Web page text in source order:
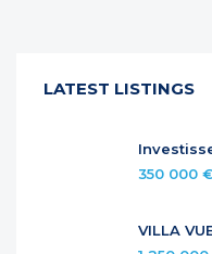
LATEST LISTINGS
350 000